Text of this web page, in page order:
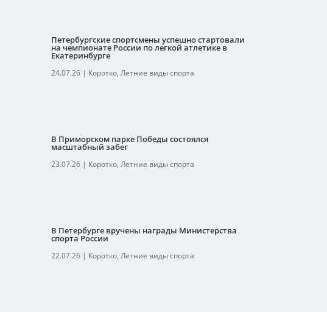
Петербургские спортсмены успешно стартовали
на чемпионате России по легкой атлетике в
Екатеринбурге
24.07.26| Коротко, Летние виды спорта
В Приморском парке Победы состоялся
масштабный забег
23.07.26| Коротко, Летние виды спорта
В Петербурге вручены награды Министерства
спорта России
22.07.26| Коротко, Летние виды спорта